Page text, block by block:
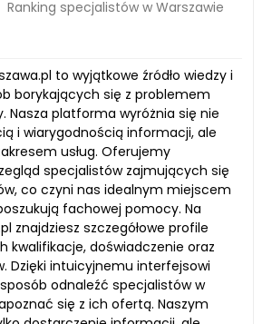
Ranking specjalistów w Warszawie
to wyjątkowe źródło wiedzy i
borykających się z problemem
Nasza platforma wyróżnia się nie
i wiarygodnością informacji, ale
usług. Oferujemy
specjalistów zajmujących się
co czyni nas idealnym miejscem
fachowej pomocy. Na
znajdziesz szczegółowe profile
kwalifikacje, doświadczenie oraz
Dzięki intuicyjnemu interfejsowi
odnaleźć specjalistów w
się z ich ofertą. Naszym